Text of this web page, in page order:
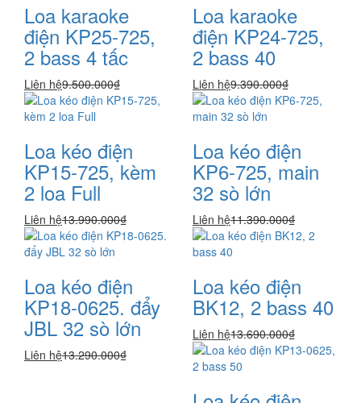
Loa karaoke
điện KP25-725,
2 bass 4 tấc
Liên hệ9.500.000₫
Loa karaoke
điện KP24-725,
2 bass 40
Liên hệ9.390.000₫
Loa kéo điện
KP15-725, kèm
2 loa Full
Liên hệ13.990.000₫
Loa kéo điện
KP6-725, main
32 sò lớn
Liên hệ11.390.000₫
Loa kéo điện
KP18-0625. đẩy
JBL 32 sò lớn
Liên hệ13.290.000₫
Loa kéo điện
BK12, 2 bass 40
Liên hệ13.690.000₫